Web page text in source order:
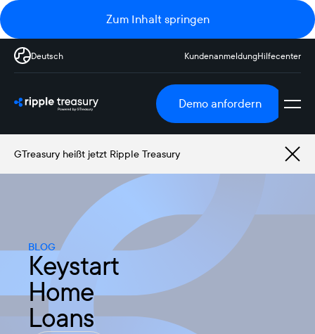
Zum Inhalt springen
Deutsch KundenanmeldungHilfecenter
Demo anfordern
GTreasury heißt jetzt Ripple Treasury
BLOG
Keystart
Home
Loans